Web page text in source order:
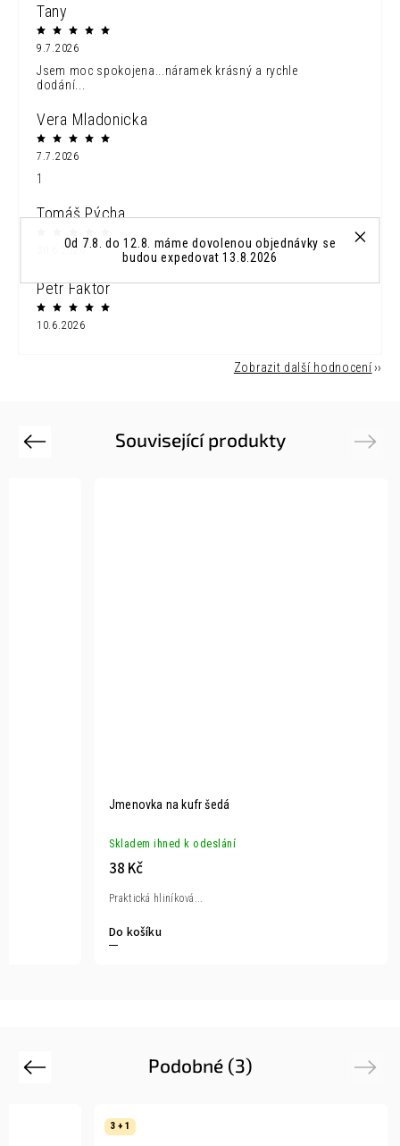
Od 7.8. do 12.8. máme dovolenou objednávky se
budou expedovat 13.8.2026
Tany
9.7.2026
Jsem moc spokojena...náramek krásný a rychle
dodání...
Vera Mladonicka
7.7.2026
1
Tomáš Pýcha
30.6.2026
Petr Faktor
10.6.2026
Zobrazit další hodnocení
Související produkty
Previous
Jmenovka na kufr šedá
Skladem ihned k odeslání
38 Kč
Do košíku
Praktická hliníková...
Next
Podobné (3)
Previous
3 + 1
Next